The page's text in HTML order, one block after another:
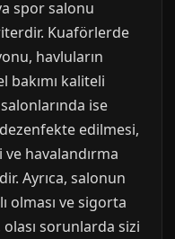
spor salonu
Kuaförlerde
havluların
bakımı kaliteli
ise
edilmesi,
havalandırma
Ayrıca, salonun
olması ve sigorta
sorunlarda sizi